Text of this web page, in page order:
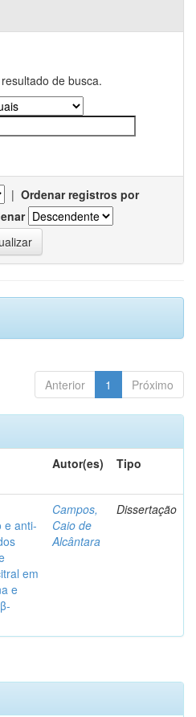
de busca.
| Ordenar registros por
Anterior 1 Próximo
Autor(es) Tipo
e anti-
em
e
Campos,
Caio de
Alcântara
Dissertação